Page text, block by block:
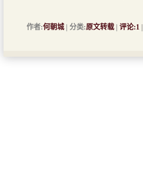
作者:何朝城 | 分类:原文转载 评论:1